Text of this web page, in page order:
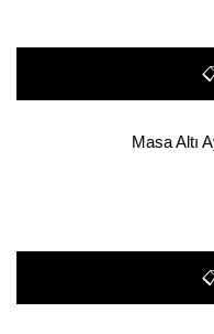
Masa Altı